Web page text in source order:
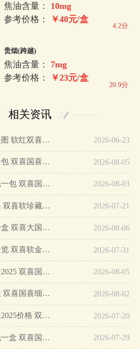
焦油含量： 10mg
参考价格：
￥40元/盒
4.2分
贵烟(跨越)
焦油含量： 7mg
参考价格：
￥23元/盒
20.9分
相关资讯
软红双喜香烟价格表图 软红双喜一条多少钱… 2026-06-23
双喜国喜烟多少钱一包 双喜国喜烟图片价格表… 2026-08-05
双喜国喜天下多少钱一包 双喜国喜天下香烟价格表图… 2026-08-03
双喜软珍藏一条价格 双喜软珍藏价格一览… 2026-07-21
双喜大国喜多少钱一盒 双喜大国喜香烟价格… 2026-08-06
双喜软金1906价格一览 双喜软金1906价格表图2025… 2026-07-31
双喜国喜细支价格表2025 双喜国喜细支怎么样… 2026-08-05
双喜国喜细支价格表 双喜国喜细支怎么样… 2026-08-02
双喜国喜软蓝价格表2025价格 双喜国喜软蓝价格及参数一览… 2026-07-20
双喜国喜天下多少钱一盒 双喜国喜天下硬盒价格表… 2026-07-29